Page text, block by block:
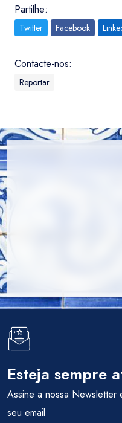
Partilhe:
Twitter Facebook
Contacte-nos:
Reportar
Esteja sempre
Assine a nossa
seu email